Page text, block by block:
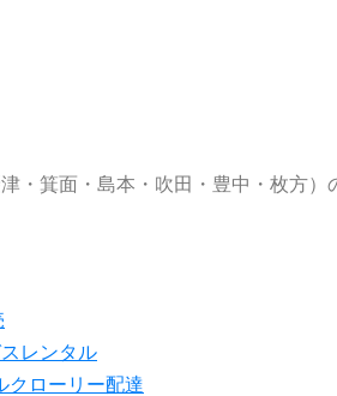
・箕面・島本・吹田・豊中・枚方）
レンタル
クローリー配達